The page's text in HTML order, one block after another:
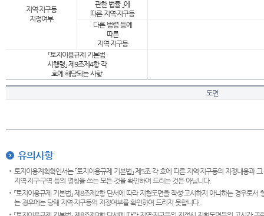
지역·지구등
지정여부
관한 법률 」에
따른 지역·지구등
다른 법령 등에
따른
지역·지구등
「토지이용규제 기본법
시행령」 제9조제4항 각
호에 해당되는 사항
도면
유의사항
토지이용계획확인서는 「토지이용규제 기본법」 제5조 각 호에 따른 지역·지구등의 지정내용
지역·지구·구역 등의 명칭을 쓰는 모든 것을 확인하여 드리는 것은 아닙니다.
「토지이용규제 기본법」 제8조제2항 단서에 따라 지형도면을 작성·고시하지 아니하는 경우로
는 경우에는 당해 지역·지구등의 지정여부를 확인하여 드리지 못합니다.